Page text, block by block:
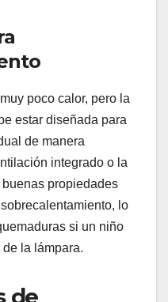
poco calor, pero la
estar diseñada para
de manera
integrado o la
propiedades
lo
si un niño
de la lámpara.